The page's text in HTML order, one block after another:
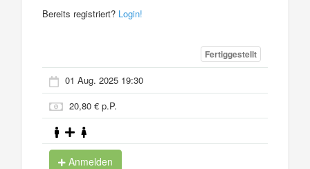
Bereits registriert? Login!
Fertiggestellt
01 Aug. 2025 19:30
20,80 € p.P.
Anmelden